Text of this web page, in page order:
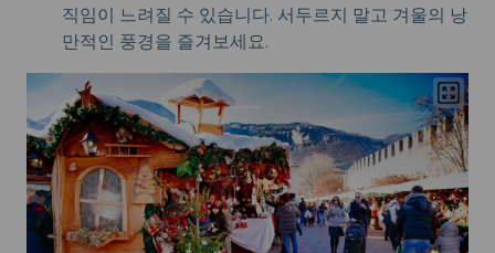
직임이 느려질 수 있습니다. 서두르지 말고 겨울의 낭
만적인 풍경을 즐겨보세요.